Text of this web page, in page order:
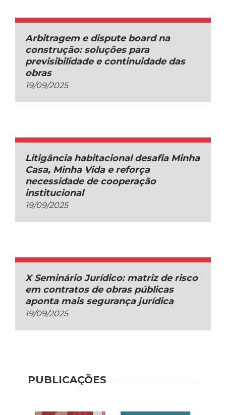
Arbitragem e dispute board na
construção: soluções para
previsibilidade e continuidade das
obras
19/09/2025
Litigância habitacional desafia Minha
Casa, Minha Vida e reforça
necessidade de cooperação
institucional
19/09/2025
X Seminário Jurídico: matriz de risco
em contratos de obras públicas
aponta mais segurança jurídica
19/09/2025
PUBLICAÇÕES